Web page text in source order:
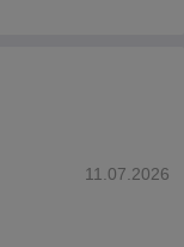
11.07.2026